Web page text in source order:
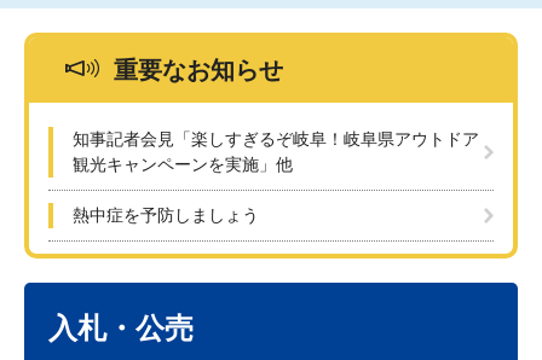
重要なお知らせ
知事記者会見「楽しすぎるぞ岐阜！岐阜県アウトドア
観光キャンペーンを実施」他
熱中症を予防しましょう
入札・公売